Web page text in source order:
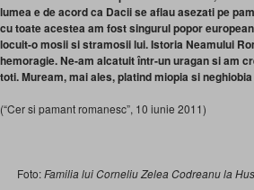
lumea e de acord ca Dacii se aflau asezati pe
cu toate acestea am fost singurul popor
locuit-o mosii si stramosii lui. Istoria Neamului
hemoragie. Ne-am alcatuit într-un uragan si am
toti. Muream, mai ales, platind miopia si
(“Cer si pamant romanesc”, 10 iunie 2011)
Foto:Familia lui Corneliu Zelea Codreanu la